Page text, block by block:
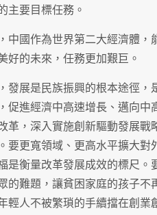
主要目標任務。
中國作為世界第二大經濟體
好的未來，任務更加艱巨。
發展是民族振興的根本途徑
促進經濟中高速增長、邁向
革，深入實施創新驅動發展
要更寬領域、更高水平擴大
是衡量改革發展成效的標尺
的難題，讓貧困家庭的孩子
輕人不被繁瑣的手續擋在創